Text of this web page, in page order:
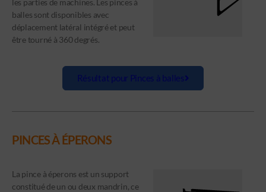
les parties de machines. Les pinces à
balles sont disponibles avec
déplacement latéral intégré et peut
être tourné à 360 degrés.
Résultat pour Pinces à balles
PINCES À ÉPERONS
La pince à éperons est un support
constitué de un ou deux mandrin, ce